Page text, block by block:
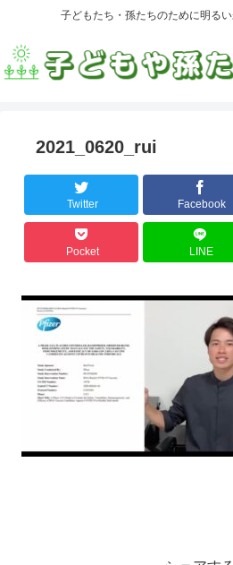
子どもたち・孫たちのために明るい
2021_0620_rui
Twitter Facebook
Pocket LINE